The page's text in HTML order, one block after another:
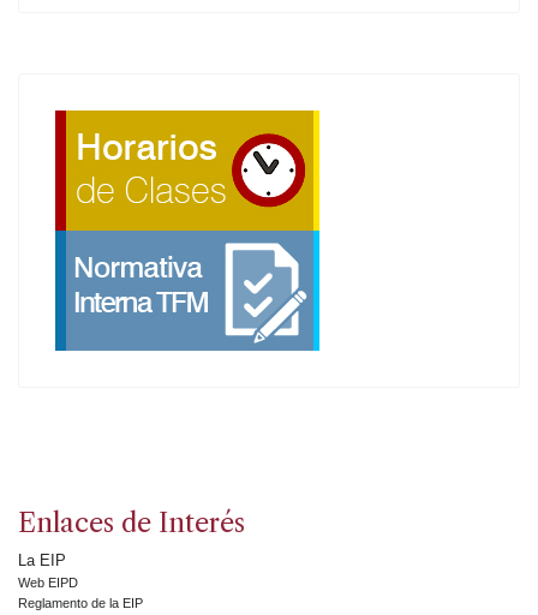
Enlaces de Interés
La EIP
Web EIPD
Reglamento de la EIP